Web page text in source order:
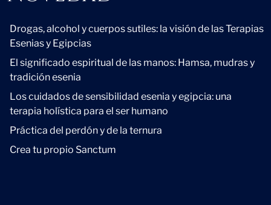
Drogas, alcohol y cuerpos sutiles: la visión de las Terapias
Esenias y Egipcias
El significado espiritual de las manos: Hamsa, mudras y
tradición esenia
Los cuidados de sensibilidad esenia y egipcia: una
terapia holística para el ser humano
Práctica del perdón y de la ternura
Crea tu propio Sanctum